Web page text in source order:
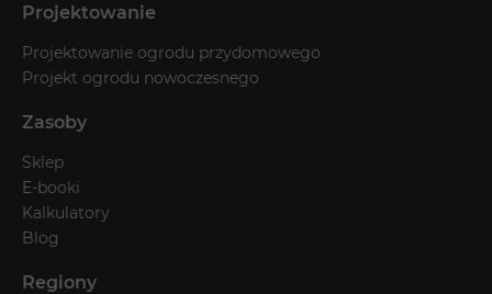
Projektowanie
Projektowanie ogrodu przydomowego
Projekt ogrodu nowoczesnego
Zasoby
Sklep
E-booki
Kalkulatory
Blog
Regiony